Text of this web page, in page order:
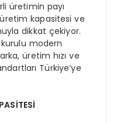
üretimin payı
kapasitesi ve
dikkat çekiyor.
modern
üretim hızı ve
Türkiye’ye
İTESİ